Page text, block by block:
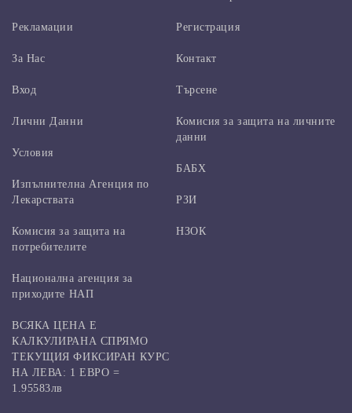
Рекламации
За Нас
Вход
Регистрация
Контакт
Търсене
Лични Данни
Условия
Изпълнителна Агенция по
Лекарствата
Комисия за защита на
потребителите
Комисия за защита на личните
данни
БАБХ
РЗИ
НЗОК
Национална агенция за
приходите НАП
ВСЯКА ЦЕНА Е
КАЛКУЛИРАНА СПРЯМО
ТЕКУЩИЯ ФИКСИРАН КУРС
НА ЛЕВА: 1 ЕВРО =
1.95583лв